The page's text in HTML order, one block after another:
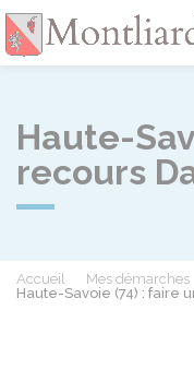
Haute-
recours
Accueil Mes démarches
Haute-Savoie (74) : faire